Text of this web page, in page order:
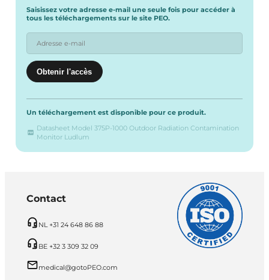
Saisissez votre adresse e-mail une seule fois pour accéder à
tous les téléchargements sur le site PEO.
Un téléchargement est disponible pour ce produit.
Datasheet Model 375P-1000 Outdoor Radiation Contamination
Monitor Ludlum
Contact
NL +31 24 648 86 88
BE +32 3 309 32 09
medical@gotoPEO.com